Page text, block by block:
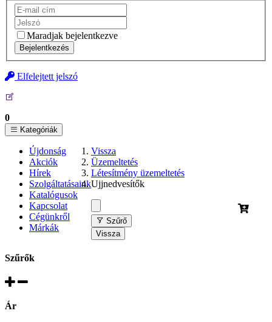
Maradjak bejelentkezve
Bejelentkezés
Elfelejtett jelszó
0
Kategóriák
Újdonság
Akciók
Hírek
Szolgáltatásaink
Katalógusok
Kapcsolat
Cégünkről
Márkák
Vissza
Üzemeltetés
Létesítmény üzemeltetés
Ujjnedvesítők
Szűrő
Vissza
Szűrők
Ár